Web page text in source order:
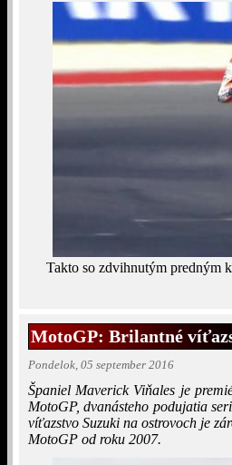
Takto so zdvihnutým predným
MotoGP: Brilantné
Pondelok, 05 september 2016
Španiel Maverick Viňales je
MotoGP, dvanásteho podujatia
víťazstvo Suzuki na ostrovoch je
MotoGP od roku 2007.